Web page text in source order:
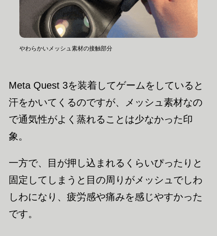
やわらかいメッシュ素材の接触部分
Meta Quest 3を装着してゲームをしていると
汗をかいてくるのですが、メッシュ素材なの
で通気性がよく蒸れることは少なかった印
象。
一方で、目が押し込まれるくらいぴったりと
固定してしまうと目の周りがメッシュでしわ
しわになり、疲労感や痛みを感じやすかった
です。